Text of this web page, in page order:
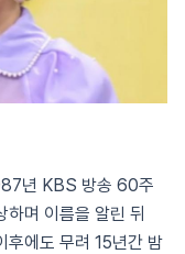
년 KBS 방송 60주
며 이름을 알린 뒤
후에도 무려 15년간 밤